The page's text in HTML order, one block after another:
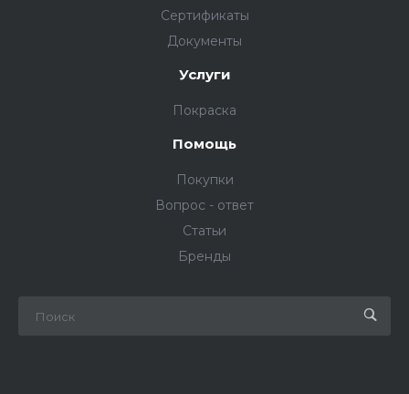
Сертификаты
Документы
Услуги
Покраска
Помощь
Покупки
Вопрос - ответ
Статьи
Бренды